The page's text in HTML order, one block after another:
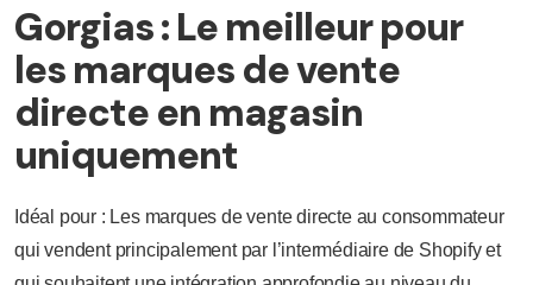
Gorgias : Le meilleur pour
les marques de vente
directe en magasin
uniquement
Idéal pour : Les marques de vente directe au consommateur
qui vendent principalement par l’intermédiaire de Shopify et